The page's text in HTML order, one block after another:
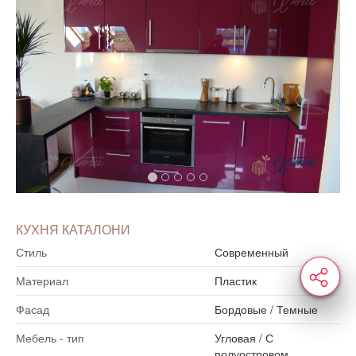
КУХНЯ КАТАЛОНИ
Стиль
Современный
Материал
Пластик
Фасад
Бордовые/ Темные
Мебель - тип
Угловая / С